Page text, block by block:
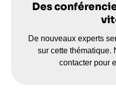
Des
De nouveaux experts
sur cette thématique.
contacter pour